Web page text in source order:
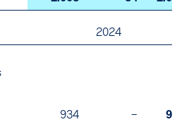
2024
934 –
934